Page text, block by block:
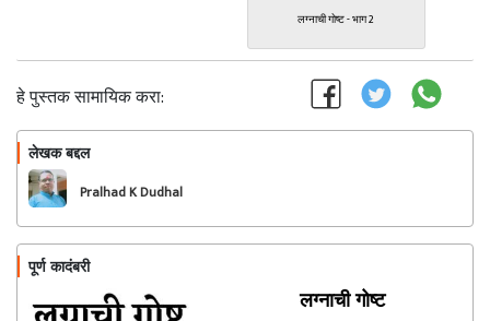
लग्नाची गोष्ट - भाग 2
हे पुस्तक सामायिक करा:
लेखक बद्दल
Pralhad K Dudhal
पूर्ण कादंबरी
लग्नाची गोष्ट